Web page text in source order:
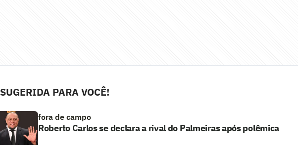
SUGERIDA PARA VOCÊ!
fora de campo
Roberto Carlos se declara a rival do Palmeiras após polêmica